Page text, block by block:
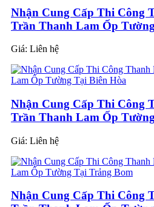
Nhận Cung Cấp Thi Công
Trần Thanh Lam Ốp
Giá: Liên hệ
Nhận Cung Cấp Thi Công
Trần Thanh Lam Ốp
Giá: Liên hệ
Nhận Cung Cấp Thi Công